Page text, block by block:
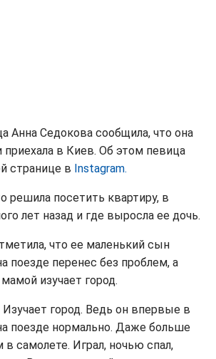
Анна Седокова сообщила, что она
в Киев. Об этом певица
странице в Instagram.
решила посетить квартиру, в
лет назад и где выросла ее дочь.
что ее маленький сын
поезде перенес без проблем, а
изучает город.
город. Ведь он впервые в
поезде нормально. Даже больше
в самолете. Играл, ночью спал,